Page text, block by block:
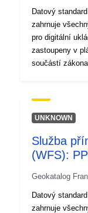
Datový
zahrnuje
pro digitální
zastoupeny v
součástí
rozhoduje prefekt.
UNKNOWN
Služba
(WFS):
Geokatalog
Datový
zahrnuje